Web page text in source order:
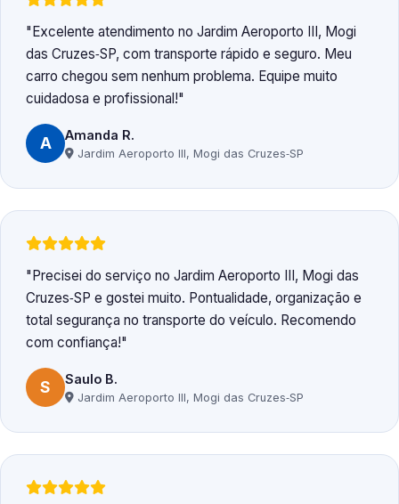
Excelente atendimento no Jardim Aeroporto III, Mogi
das Cruzes‑SP, com transporte rápido e seguro. Meu
carro chegou sem nenhum problema. Equipe muito
cuidadosa e profissional!
A Amanda R.
Jardim Aeroporto III, Mogi das Cruzes‑SP
Precisei do serviço no Jardim Aeroporto III, Mogi das
Cruzes‑SP e gostei muito. Pontualidade, organização e
total segurança no transporte do veículo. Recomendo
com confiança!
S Saulo B.
Jardim Aeroporto III, Mogi das Cruzes‑SP